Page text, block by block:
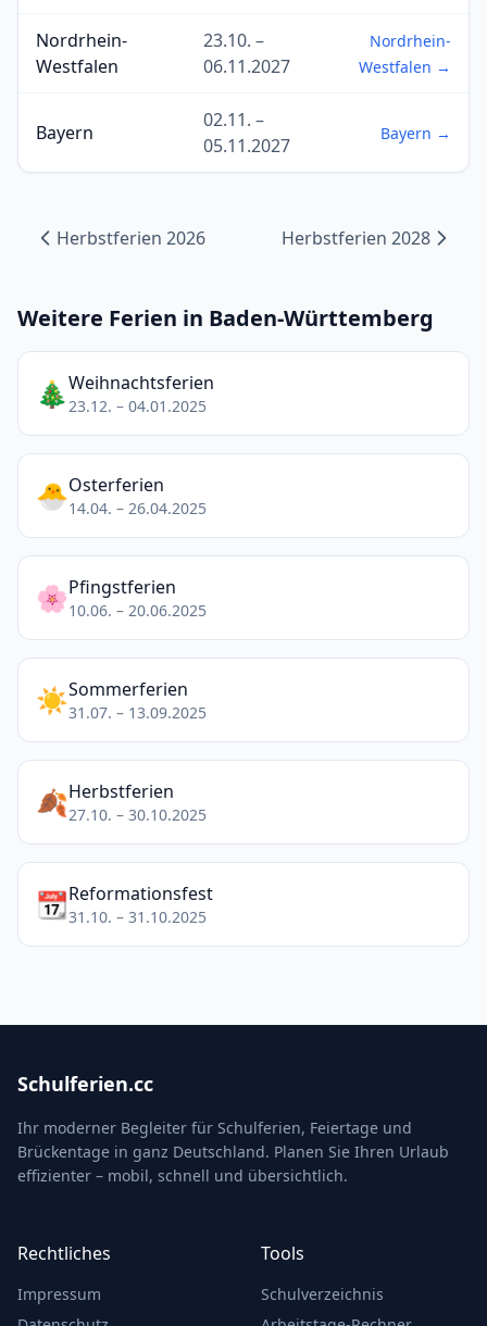
Nordrhein-
Westfalen
23.10. –
06.11.2027
Nordrhein-
Westfalen →
Bayern
02.11. –
05.11.2027
Bayern →
Herbstferien 2026 Herbstferien 2028
Weitere Ferien in Baden-Württemberg
🎄Weihnachtsferien
23.12. – 04.01.2025
🐣Osterferien
14.04. – 26.04.2025
🌸Pfingstferien
10.06. – 20.06.2025
☀️Sommerferien
31.07. – 13.09.2025
🍂Herbstferien
27.10. – 30.10.2025
📆Reformationsfest
31.10. – 31.10.2025
Schulferien.cc
Ihr moderner Begleiter für Schulferien, Feiertage und
Brückentage in ganz Deutschland. Planen Sie Ihren Urlaub
effizienter – mobil, schnell und übersichtlich.
Rechtliches
Impressum
Tools
Schulverzeichnis